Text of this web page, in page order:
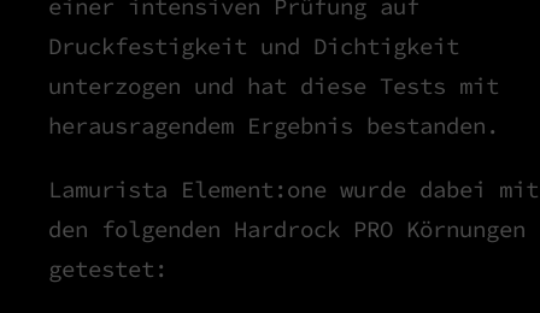
einer intensiven Prüfung auf
Druckfestigkeit und Dichtigkeit
unterzogen und hat diese Tests mit
herausragendem Ergebnis bestanden.
Lamurista Element:one wurde dabei mit
den folgenden Hardrock PRO Körnungen
getestet: